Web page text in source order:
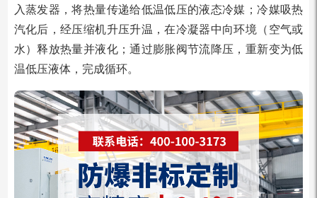
入蒸发器，将热量传递给低温低压的液态冷媒；冷媒吸热
汽化后，经压缩机升压升温，在冷凝器中向环境（空气或
水）释放热量并液化；通过膨胀阀节流降压，重新变为低
温低压液体，完成循环。